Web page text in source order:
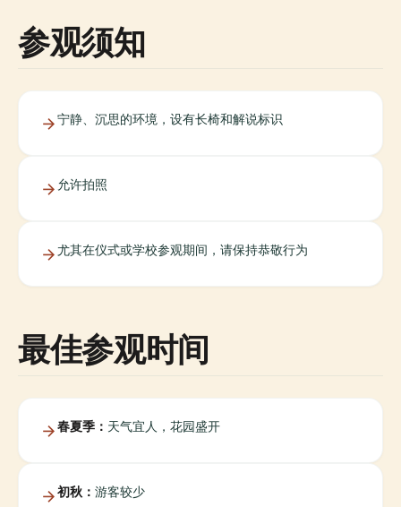
参观须知
宁静、沉思的环境，设有长椅和解说标识
允许拍照
尤其在仪式或学校参观期间，请保持恭敬行为
最佳参观时间
春夏季： 天气宜人，花园盛开
初秋： 游客较少